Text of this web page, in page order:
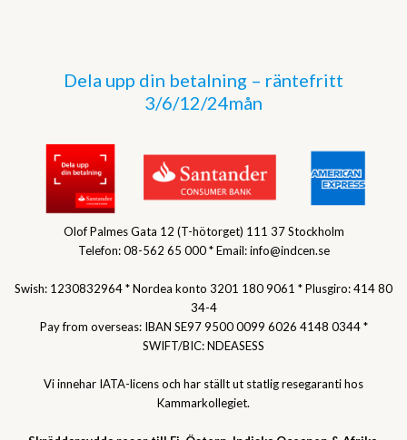
Dela upp din betalning – räntefritt
3/6/12/24mån
Olof Palmes Gata 12 (T-hötorget) 111 37 Stockholm
Telefon: 08-562 65 000 * Email: info@indcen.se
Swish: 1230832964 * Nordea konto 3201 180 9061 * Plusgiro: 414 80
34-4
Pay from overseas: IBAN SE97 9500 0099 6026 4148 0344 *
SWIFT/BIC: NDEASESS
Vi innehar IATA-licens och har ställt ut statlig resegaranti hos
Kammarkollegiet.